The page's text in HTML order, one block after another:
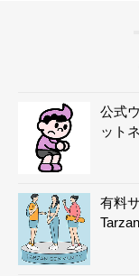
公式
ット
有料